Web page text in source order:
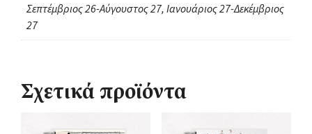
Σεπτέμβριος 26-Αύγουστος 27, Ιανουάριος 27-Δεκέμβριος
27
Σχετικά προϊόντα